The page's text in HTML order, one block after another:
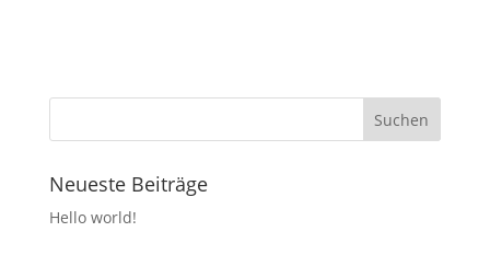
Neueste Beiträge
Hello world!